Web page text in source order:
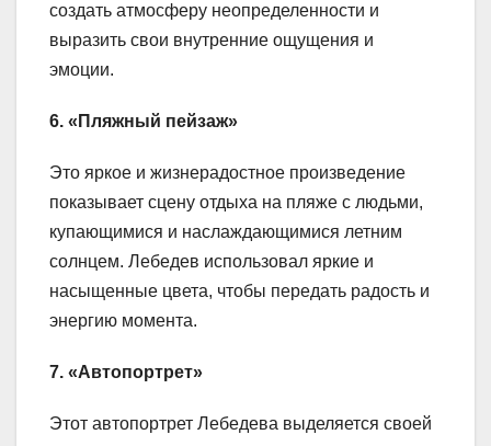
создать атмосферу неопределенности и
выразить свои внутренние ощущения и
эмоции.
6. «Пляжный пейзаж»
Это яркое и жизнерадостное произведение
показывает сцену отдыха на пляже с людьми,
купающимися и наслаждающимися летним
солнцем. Лебедев использовал яркие и
насыщенные цвета, чтобы передать радость и
энергию момента.
7. «Автопортрет»
Этот автопортрет Лебедева выделяется своей